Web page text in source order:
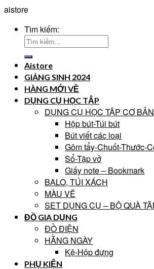
aistore
Tìm kiếm:
Aistore
GIÁNG SINH 2024
HÀNG MỚI VỀ
DỤNG CỤ HỌC TẬP
DỤNG CỤ HỌC TẬP CƠ BẢN
Hộp bút-Túi bút
Bút viết các loại
Gôm tẩy-Chuốt-Thước-
Sổ-Tập vở
Giấy note – Bookmark
BALO, TÚI XÁCH
MÀU VẼ
SET DỤNG CỤ – BỘ QUÀ
ĐỒ GIA DỤNG
ĐỒ ĐIỆN
HẰNG NGÀY
Kệ-Hộp đựng
PHỤ KIỆN